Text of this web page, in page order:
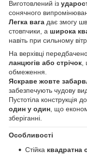
Виготовлений із
сонячного
Легка вага дає змогу
стовпчики, а широка
навіть при сильному
На верхівці
ланцюгів або стрічок,
обмеження.
Яскраве жовте
забезпечують чудову
Пустотіла конструкція
один у один, що
зберіганні.
Особливості
Стійка квадратна